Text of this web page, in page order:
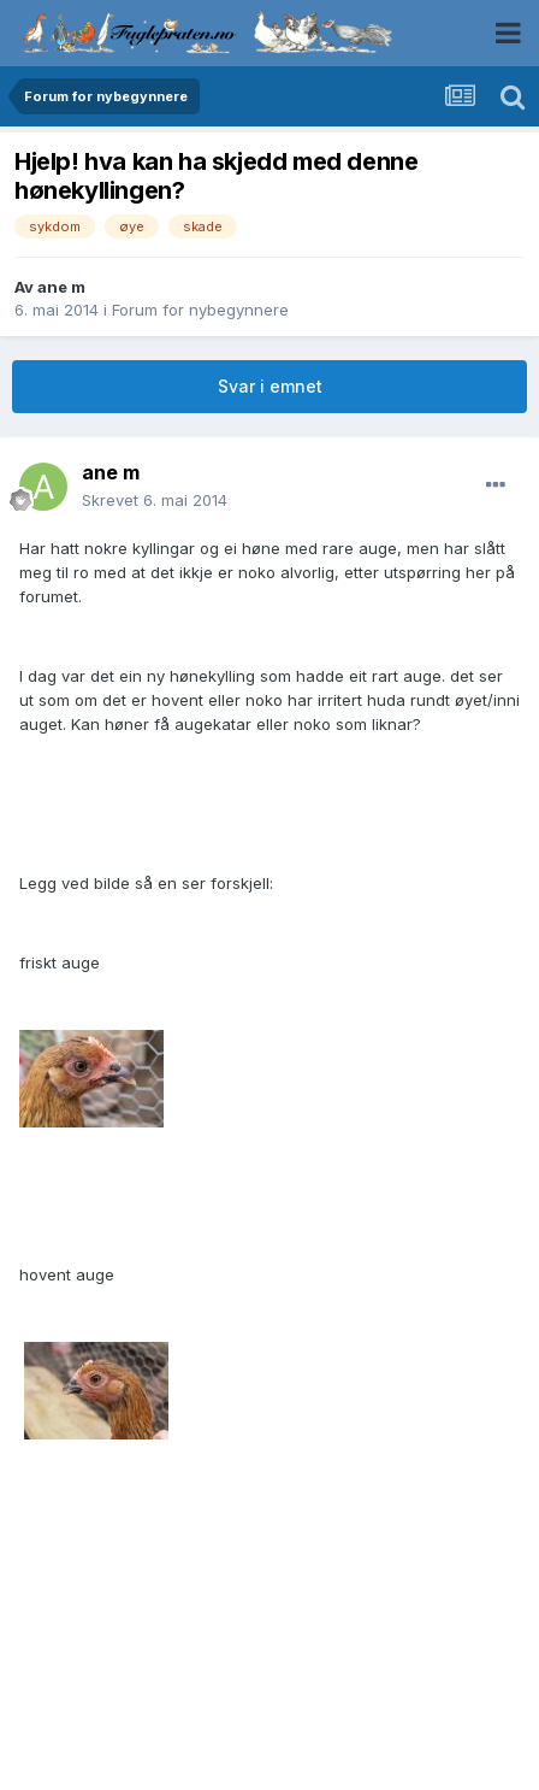
Forum for nybegynnere
Hjelp! hva kan ha skjedd med denne
hønekyllingen?
sykdom øye skade
Avane m
6. mai 2014 i Forum for nybegynnere
Svar i emnet
ane m
Skrevet 6. mai 2014
Har hatt nokre kyllingar og ei høne med rare auge, men har slått
meg til ro med at det ikkje er noko alvorlig, etter utspørring her på
forumet.
I dag var det ein ny hønekylling som hadde eit rart auge. det ser
ut som om det er hovent eller noko har irritert huda rundt øyet/inni
auget. Kan høner få augekatar eller noko som liknar?
Legg ved bilde så en ser forskjell:
friskt auge
hovent auge